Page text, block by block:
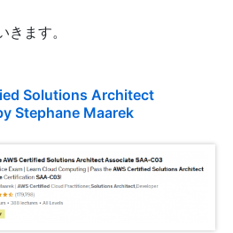
きます。
Solutions Architect
Stephane Maarek